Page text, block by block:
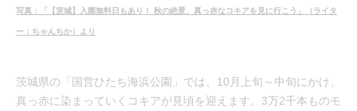
写真：「【茨城】入園無料日もあり！ 秋の絶景、真っ赤なコキアを見に行こう」（ライタ
ー：ちゃんちか）より
茨城県の「国営ひたち海浜公園」では、10月上旬～中旬にかけ、
真っ赤に染まっていくコキアが見頃を迎えます。3万2千本ものモ